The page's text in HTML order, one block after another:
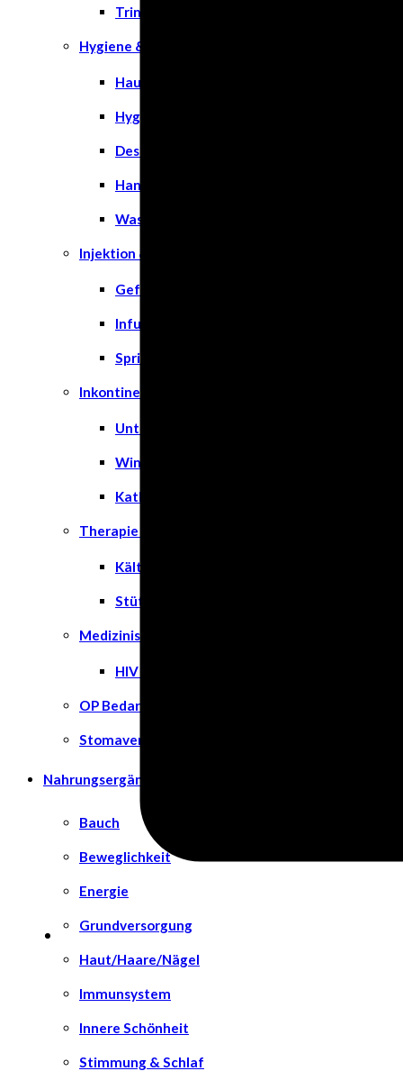
Trinknahrung
Hygiene & Pflege
Hausapotheke
Hygieneartikel
Desinfektion
Handschuhe
Waschlotion
Injektion & Infusion
Gefäßkatheter
Infusionslösungen & Zubehör
Spritzen
Inkontinenz
Unterlagen
Windeln
Katheter
Therapie & Kompression
Kälte- & Wärmetherapie
Stützstrümpfe & Kompression
Medizinische Tests & Geräte
HIV Tests
OP Bedarf
Stomaversorgung
Nahrungsergänzungsmittel
Bauch
Beweglichkeit
Energie
Grundversorgung
Haut/Haare/Nägel
Immunsystem
Innere Schönheit
Stimmung & Schlaf